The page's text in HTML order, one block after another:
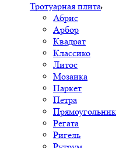
Тротуарная плита
Абрис
Арбор
Квадрат
Классико
Литос
Мозаика
Паркет
Петра
Прямоугольник
Регата
Ригель